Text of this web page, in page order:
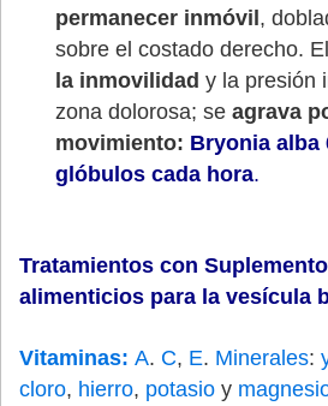
permanecer inmóvil,
sobre el costado derecho.
la inmovilidad y la presión
zona dolorosa; se agrava
movimiento: Bryonia alba
glóbulos cada hora.
Tratamientos con
alimenticios para la vesícula
Vitaminas: A. C, E. Minerales:
cloro, hierro, potasio y